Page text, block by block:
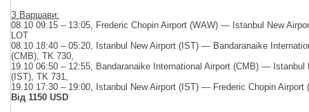
З Варшави:
08.10 09:15 – 13:05, Frederic Chopin Airport (WAW) — Istanbul New
LOT
08.10 18:40 – 05:20, Istanbul New Airport (IST) — Bandaranaike
(CMB), TK 730,
19.10 06:50 – 12:55, Bandaranaike International Airport (CMB) — Istanbul
(IST), TK 731,
19.10 17:30 – 19:00, Istanbul New Airport (IST) — Frederic Chopin Airport
Від 1150 USD